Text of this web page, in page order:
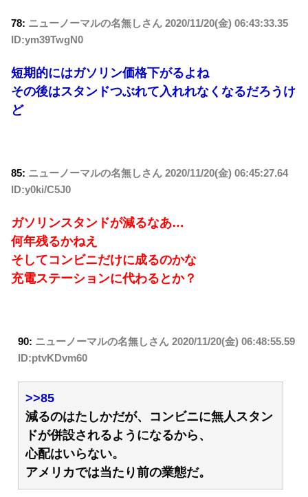
78: ニューノーマルの名無しさん 2020/11/20(金) 06:43:33.35
ID:ym39TwgN0
短期的にはガソリン価格下がるよね
その後はスタンドつぶれて入れれなくなるだろうけ
ど
85: ニューノーマルの名無しさん 2020/11/20(金) 06:45:27.64
ID:y0ki/C5J0
ガソリンスタンドが減るなあ…
何年残るかねえ
そしてコンビニだけに成るのかな
充電ステーションに代わるとか？
90: ニューノーマルの名無しさん 2020/11/20(金) 06:48:55.59
ID:ptvKDvm60
>>85
減るのはたしかだが、コンビニに無人スタン
ドが併設されるようになるから、
心配はいらない。
アメリカでは当たり前の業態だ。